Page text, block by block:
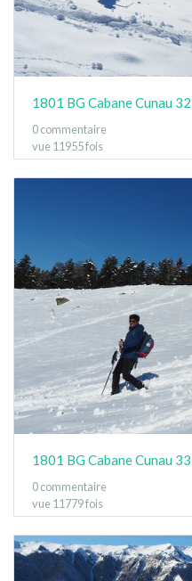
1801 BG Cabane Cunau 32
0 commentaire
vue 11955 fois
1801 BG Cabane Cunau 33
0 commentaire
vue 11779 fois